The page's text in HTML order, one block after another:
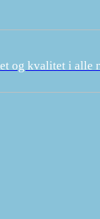
og kvalitet i alle